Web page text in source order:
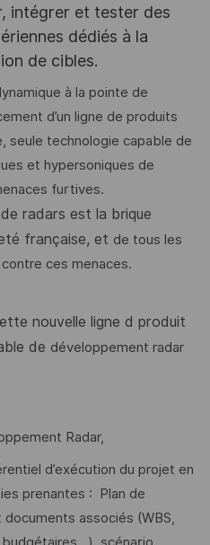
intégrer et tester des
dédiés à la
de cibles.
à la pointe de
d’un ligne de produits
seule technologie capable de
et hypersoniques de
furtives.
radars est la brique
française, et de tous les
ces menaces.
nouvelle ligne d produit
de développement radar
Radar,
d’exécution du projet en
prenantes : Plan de
associés (WBS,